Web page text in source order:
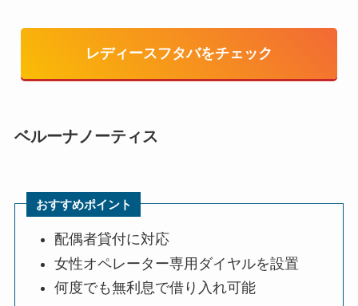
レディースフタバをチェック
ベルーナノーティス
おすすめポイント
配偶者貸付に対応
女性オペレーター専用ダイヤルを設置
何度でも無利息で借り入れ可能